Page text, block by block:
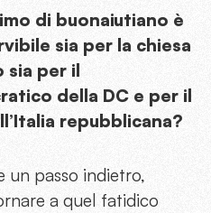
di buonaiutiano è
sia per la chiesa
sia per il
della DC e per il
repubblicana?
un passo indietro,
a quel fatidico